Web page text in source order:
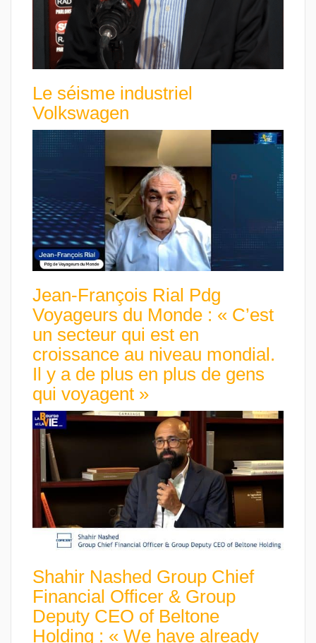
Le séisme industriel
Volkswagen
Jean-François Rial Pdg
Voyageurs du Monde : « C’est
un secteur qui est en
croissance au niveau mondial.
Il y a de plus en plus de gens
qui voyagent »
Shahir Nashed Group Chief
Financial Officer & Group
Deputy CEO of Beltone
Holding : « We have already